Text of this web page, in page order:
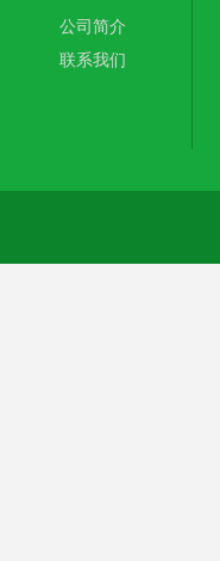
公司简介
联系我们